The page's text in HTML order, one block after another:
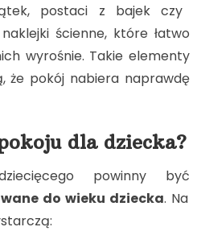
postaci z bajek czy
ścienne, które łatwo
wyrośnie. Takie elementy
że pokój nabiera naprawdę
dla dziecka?
powinny być
do wieku dziecka. Na